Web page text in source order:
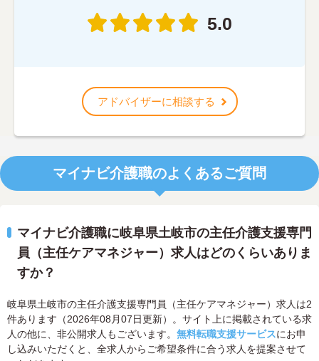
5.0
アドバイザーに相談する
マイナビ介護職のよくあるご質問
マイナビ介護職に岐阜県土岐市の主任介護支援専門
員（主任ケアマネジャー）求人はどのくらいありま
すか？
岐阜県土岐市の主任介護支援専門員（主任ケアマネジャー）求人は2
件あります（2026年08月07日更新）。サイト上に掲載されている求
人の他に、非公開求人もございます。 無料転職支援サービスにお申
し込みいただくと、全求人からご希望条件に合う求人を提案させて